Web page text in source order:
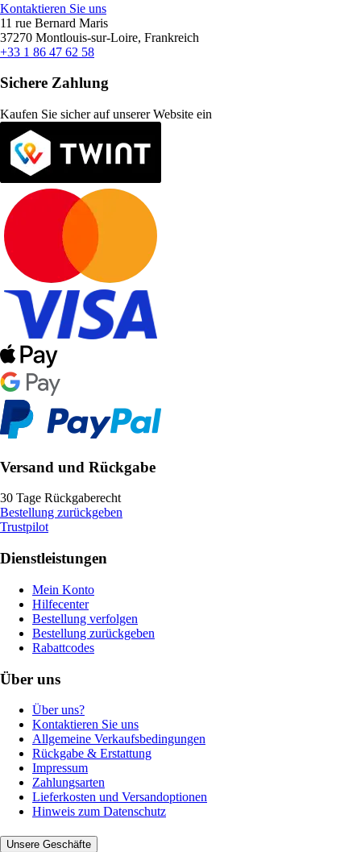
Kontaktieren Sie uns
11 rue Bernard Maris
37270 Montlouis-sur-Loire, Frankreich
+33 1 86 47 62 58
Sichere Zahlung
Kaufen Sie sicher auf unserer Website ein
Versand und Rückgabe
30 Tage Rückgaberecht
Bestellung zurückgeben
Trustpilot
Dienstleistungen
Mein Konto
Hilfecenter
Bestellung verfolgen
Bestellung zurückgeben
Rabattcodes
Über uns
Über uns?
Kontaktieren Sie uns
Allgemeine Verkaufsbedingungen
Rückgabe & Erstattung
Impressum
Zahlungsarten
Lieferkosten und Versandoptionen
Hinweis zum Datenschutz
Unsere Geschäfte